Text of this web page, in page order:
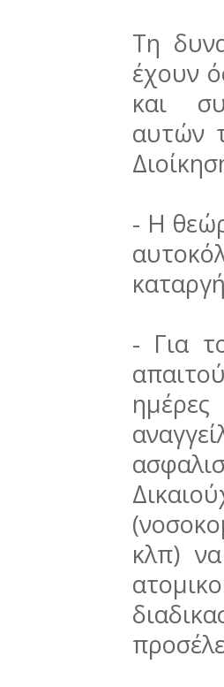
Τη
έχουν
και
αυτών
- Η
- Για
κλπ)